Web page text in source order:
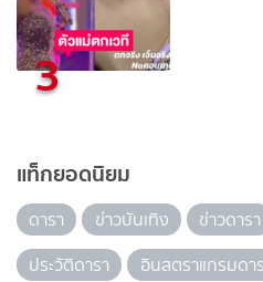
3
แท็กยอดนิยม
ดารา ข่าวบันเทิง ข่าวดารา
ประวัติดารา
อินสตราแกรมดา